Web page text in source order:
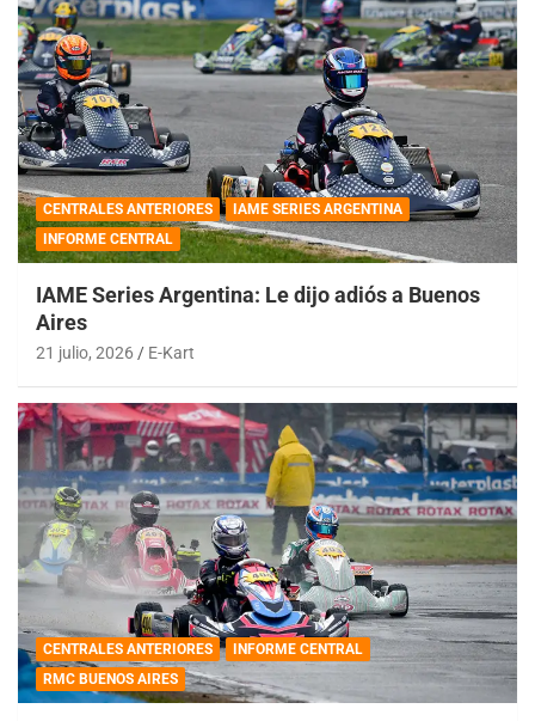
CENTRALES ANTERIORES
IAME SERIES ARGENTINA
INFORME CENTRAL
IAME Series Argentina: Le dijo adiós a Buenos
Aires
21 julio, 2026 E-Kart
CENTRALES ANTERIORES
INFORME CENTRAL
RMC BUENOS AIRES